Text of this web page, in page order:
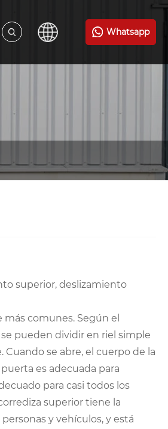
Whatsapp
superior, deslizamiento
comunes. Según el
pueden dividir en riel simple
Cuando se abre, el cuerpo de la
es adecuada para
para casi todos los
superior tiene la
y vehículos, y está